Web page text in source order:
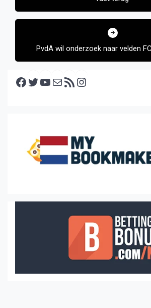
PvdA wil onderzoek naar velden
Facebook Twitter YouTube E-mail RSS feed